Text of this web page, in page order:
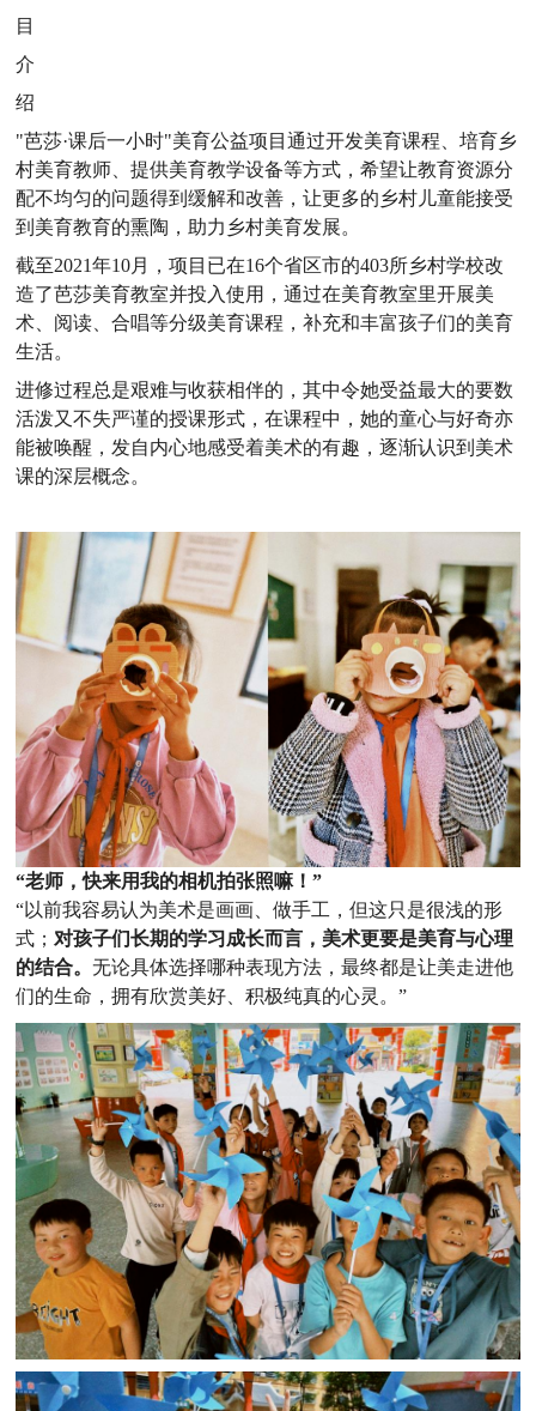
目
介
绍
"芭莎·课后一小时"美育公益项目通过开发美育课程、培育乡
村美育教师、提供美育教学设备等方式，希望让教育资源分
配不均匀的问题得到缓解和改善，让更多的乡村儿童能接受
到美育教育的熏陶，助力乡村美育发展。
截至2021年10月，项目已在16个省区市的403所乡村学校改
造了芭莎美育教室并投入使用，通过在美育教室里开展美
术、阅读、合唱等分级美育课程，补充和丰富孩子们的美育
生活。
进修过程总是艰难与收获相伴的，其中令她受益最大的要数
活泼又不失严谨的授课形式，在课程中，她的童心与好奇亦
能被唤醒，发自内心地感受着美术的有趣，逐渐认识到美术
课的深层概念。
“老师，快来用我的相机拍张照嘛！”
“以前我容易认为美术是画画、做手工，但这只是很浅的形
式； 对孩子们长期的学习成长而言，美术更要是美育与心理
的结合。无论具体选择哪种表现方法，最终都是让美走进他
们的生命，拥有欣赏美好、积极纯真的心灵。”